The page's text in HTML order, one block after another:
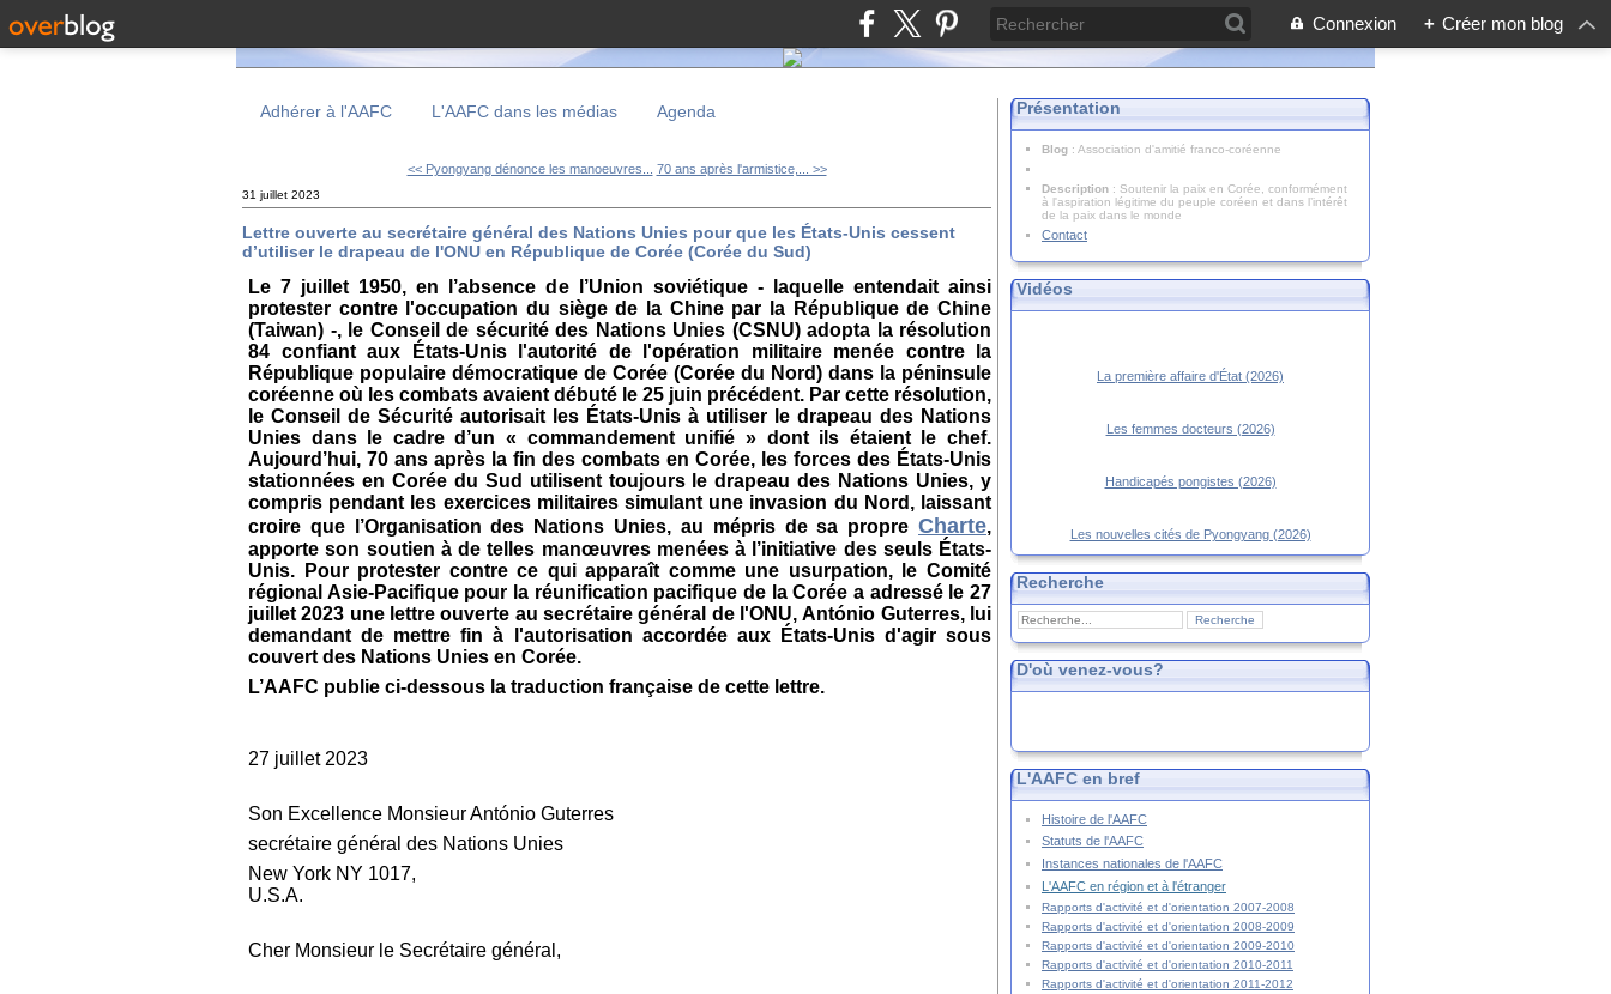
Connexion + Créer mon blog
Adhérer à l'AAFC L'AAFC dans les médias Agenda
<< Pyongyang dénonce les manoeuvres... 70 ans après l'armistice,... >>
31 juillet 2023
Lettre ouverte au secrétaire général des Nations Unies pour que les États-Unis cessent
d’utiliser le drapeau de l'ONU en République de Corée (Corée du Sud)
Le 7 juillet 1950, en l’absence de l’Union soviétique - laquelle entendait ainsi
protester contre l'occupation du siège de la Chine par la République de Chine
(Taiwan) -, le Conseil de sécurité des Nations Unies (CSNU) adopta la résolution
84 confiant aux États-Unis l'autorité de l'opération militaire menée contre la
République populaire démocratique de Corée (Corée du Nord) dans la péninsule
coréenne où les combats avaient débuté le 25 juin précédent. Par cette résolution,
le Conseil de Sécurité autorisait les États-Unis à utiliser le drapeau des Nations
Unies dans le cadre d’un « commandement unifié » dont ils étaient le chef.
Aujourd’hui, 70 ans après la fin des combats en Corée, les forces des États-Unis
stationnées en Corée du Sud utilisent toujours le drapeau des Nations Unies, y
compris pendant les exercices militaires simulant une invasion du Nord, laissant
croire que l’Organisation des Nations Unies, au mépris de sa propreCharte,
apporte son soutien à de telles manœuvres menées à l’initiative des seuls États-
Unis. Pour protester contre ce qui apparaît comme une usurpation, le Comité
régional Asie-Pacifique pour la réunification pacifique de la Corée a adressé le 27
juillet 2023 une lettre ouverte au secrétaire général de l'ONU,António Guterres, lui
demandant de mettre fin à l'autorisation accordée aux
États-Unis d'agir sous
couvert des Nations Unies en Corée.
L’AAFC publie ci-dessous la traduction française de cette lettre.
27 juillet 2023
Son Excellence Monsieur António Guterres
secrétaire général des Nations Unies
New York NY 1017,
U.S.A.
Cher Monsieur le Secrétaire général,
Présentation
Blog : Association d'amitié franco-coréenne
Description : Soutenir la paix en Corée, conformément
à l'aspiration légitime du peuple coréen et dans l’intérêt
de la paix dans le monde
Contact
Vidéos
La première affaire d'État (2026)
Les femmes docteurs (2026)
Handicapés pongistes (2026)
Les nouvelles cités de Pyongyang (2026)
Recherche
D'où venez-vous?
L'AAFC en bref
Histoire de l'AAFC
Statuts de l'AAFC
Instances nationales de l'AAFC
L'AAFC en région et à l'étranger
Rapports d'activité et d'orientation 2007-2008
Rapports d'activité et d'orientation 2008-2009
Rapports d'activité et d'orientation 2009-2010
Rapports d'activité et d'orientation 2010-2011
Rapports d'activité et d'orientation 2011-2012